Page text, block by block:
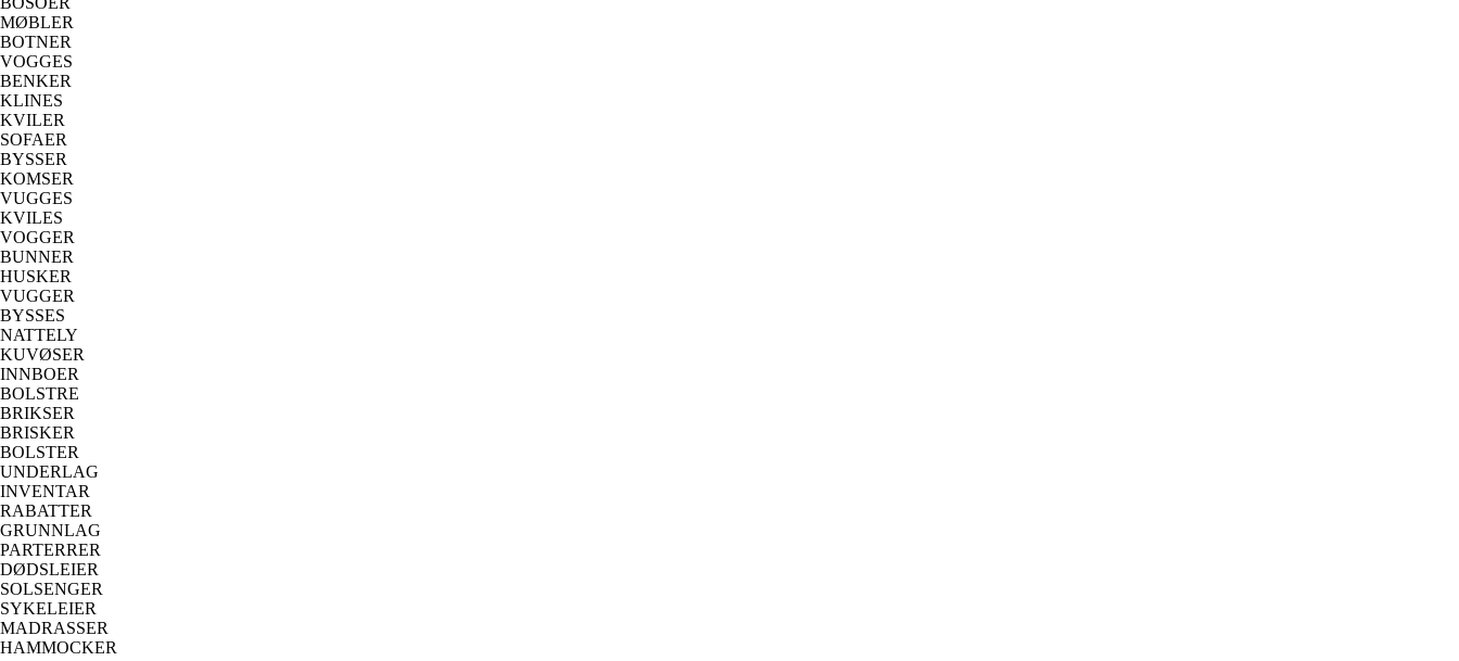
MØBLER
BOTNER
VOGGES
BENKER
KLINES
KVILER
SOFAER
BYSSER
KOMSER
VUGGES
KVILES
VOGGER
BUNNER
HUSKER
VUGGER
BYSSES
NATTELY
KUVØSER
INNBOER
BOLSTRE
BRIKSER
BRISKER
BOLSTER
UNDERLAG
INVENTAR
RABATTER
GRUNNLAG
PARTERRER
DØDSLEIER
SOLSENGER
SYKELEIER
MADRASSER
HAMMOCKER